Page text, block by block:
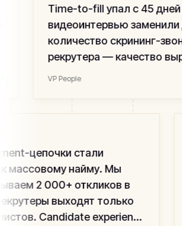
Time-to-fill упал с 45 дней
видеоинтервью заменили
количество скрининг-
рекрутера — качество
команда не выгорает.
VP People
цепочки стали
найму. Мы
2 000+ откликов в
выходят только
Candidate experience